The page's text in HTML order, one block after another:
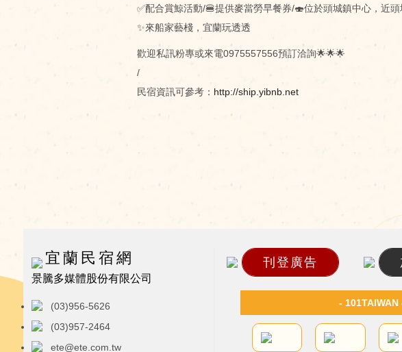
✅配合賞鯨活動/🍔提供麥當勞早餐券/🍣位於頭城鎮中心，近
✨來船家藝棧，宜蘭玩透透
歡迎私訊粉專或來電0975557556預訂洽詢🌟🌟🌟
/
民宿資訊可參考： http://ship.yibnb.net
宜蘭民宿網
景騰多媒體股份有限公司
(03)956-5626
(03)957-2464
ete@ete.com.tw
刊登廣告
- 101TAIWAN